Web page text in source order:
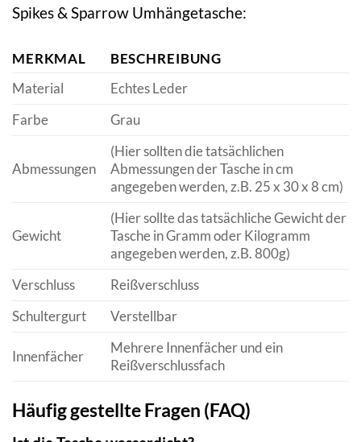
Spikes & Sparrow Umhängetasche:
MERKMAL
BESCHREIBUNG
Material
Echtes Leder
Farbe
Grau
Abmessungen
(Hier sollten die tatsächlichen
Abmessungen der Tasche in cm
angegeben werden, z.B. 25 x 30 x 8 cm)
Gewicht
(Hier sollte das tatsächliche Gewicht der
Tasche in Gramm oder Kilogramm
angegeben werden, z.B. 800g)
Verschluss
Reißverschluss
Schultergurt
Verstellbar
Innenfächer
Mehrere Innenfächer und ein
Reißverschlussfach
Häufig gestellte Fragen (FAQ)